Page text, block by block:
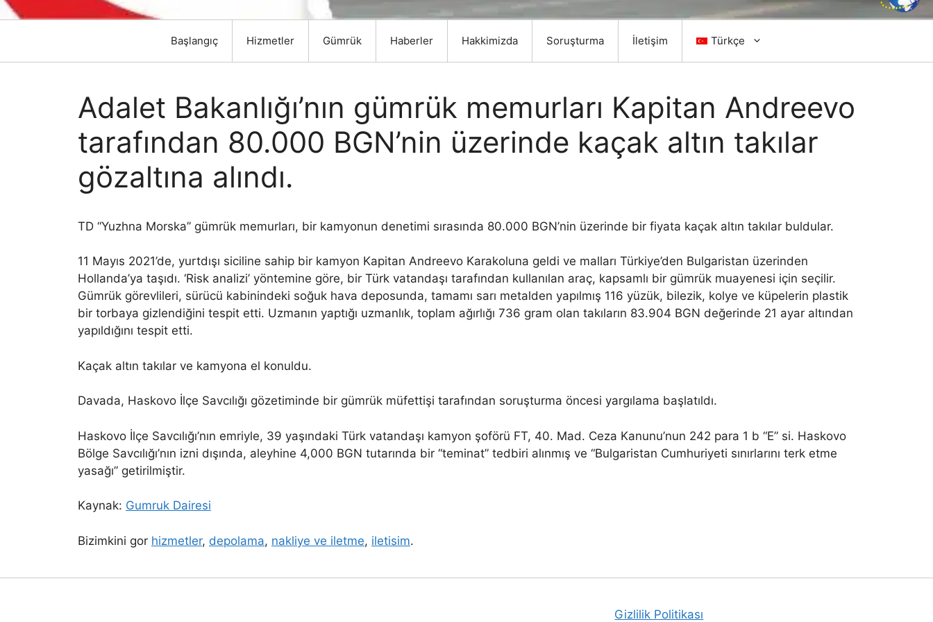
Başlangıç Hizmetler Gümrük Haberler Hakkimizda Soruşturma İletişim Türkçe
Adalet Bakanlığı’nın gümrük memurları Kapitan Andreevo
tarafından 80.000 BGN’nin üzerinde kaçak altın takılar
gözaltına alındı.
TD “Yuzhna Morska” gümrük memurları, bir kamyonun denetimi sırasında 80.000 BGN’nin üzerinde bir fiyata kaçak altın takılar buldular.
11 Mayıs 2021’de, yurtdışı siciline sahip bir kamyon Kapitan Andreevo Karakoluna geldi ve malları Türkiye’den Bulgaristan üzerinden
Hollanda’ya taşıdı. ‘Risk analizi’ yöntemine göre, bir Türk vatandaşı tarafından kullanılan araç, kapsamlı bir gümrük muayenesi için seçilir.
Gümrük görevlileri, sürücü kabinindeki soğuk hava deposunda, tamamı sarı metalden yapılmış 116 yüzük, bilezik, kolye ve küpelerin plastik
bir torbaya gizlendiğini tespit etti. Uzmanın yaptığı uzmanlık, toplam ağırlığı 736 gram olan takıların 83.904 BGN değerinde 21 ayar altından
yapıldığını tespit etti.
Kaçak altın takılar ve kamyona el konuldu.
Davada, Haskovo İlçe Savcılığı gözetiminde bir gümrük müfettişi tarafından soruşturma öncesi yargılama başlatıldı.
Haskovo İlçe Savcılığı’nın emriyle, 39 yaşındaki Türk vatandaşı kamyon şoförü FT, 40. Mad. Ceza Kanunu’nun 242 para 1 b “E” si. Haskovo
Bölge Savcılığı’nın izni dışında, aleyhine 4,000 BGN tutarında bir “teminat” tedbiri alınmış ve “Bulgaristan Cumhuriyeti sınırlarını terk etme
yasağı” getirilmiştir.
Kaynak: Gumruk Dairesi
Bizimkini gor hizmetler, depolama, nakliye ve iletme, iletisim.
Gizlilik Politikası